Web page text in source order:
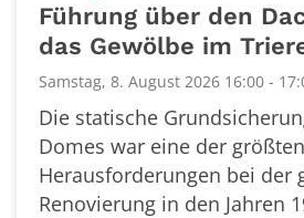
Führung über den
das Gewölbe im
Samstag, 8. August 2026 16:00 -
Die statische
Domes war eine der größten
Herausforderungen bei der
Renovierung in den Jahren